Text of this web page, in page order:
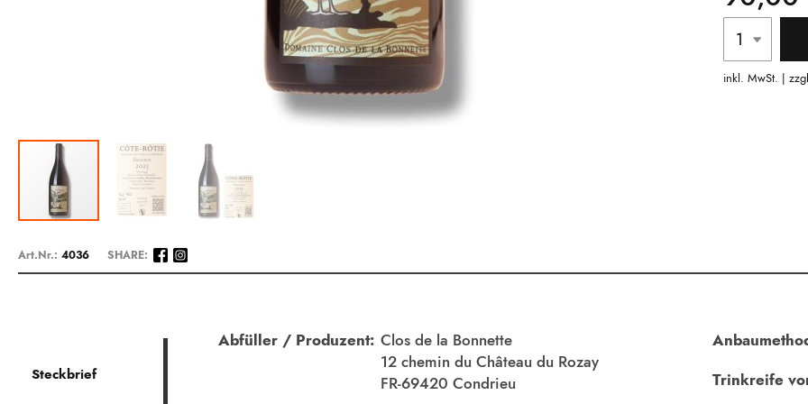
inkl. MwSt. |
Anfang
Art.Nr.: 4036 SHARE:
Steckbrief
Beschreibung
Abfüller / Produzent: Clos de la Bonnette
12 chemin du Château du Rozay
FR-69420 Condrieu
Trinkreife